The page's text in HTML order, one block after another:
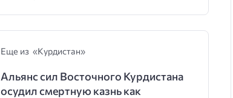
Еще из «Курдистан»
Альянс сил Восточного Курдистана
осудил смертную казнь как